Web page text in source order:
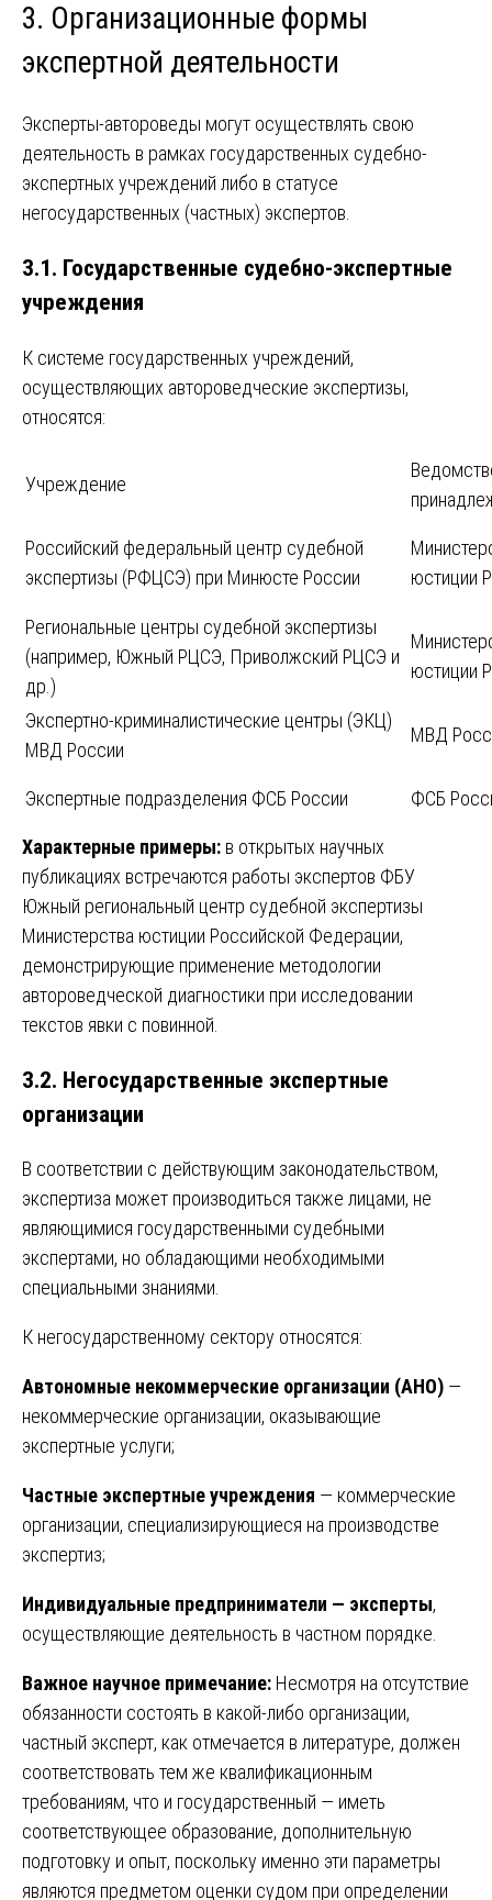
3. Организационные формы
экспертной деятельности
Эксперты-автороведы могут осуществлять свою
деятельность в рамках государственных судебно-
экспертных учреждений либо в статусе
негосударственных (частных) экспертов.
3.1. Государственные судебно-экспертные
учреждения
К системе государственных учреждений,
осуществляющих автороведческие экспертизы,
относятся:
Учреждение
Российский федеральный центр судебной
экспертизы (РФЦСЭ) при Минюсте России
юстиции
Региональные центры судебной экспертизы
(например, Южный РЦСЭ, Приволжский РЦСЭ и
др.)
юстиции
Экспертно-криминалистические центры (ЭКЦ)
МВД России
МВД
Экспертные подразделения ФСБ России ФСБ
Характерные примеры: в открытых научных
публикациях встречаются работы экспертов ФБУ
Южный региональный центр судебной экспертизы
Министерства юстиции Российской Федерации,
демонстрирующие применение методологии
автороведческой диагностики при исследовании
текстов явки с повинной.
3.2. Негосударственные экспертные
организации
В соответствии с действующим законодательством,
экспертиза может производиться также лицами, не
являющимися государственными судебными
экспертами, но обладающими необходимыми
специальными знаниями.
К негосударственному сектору относятся:
Автономные некоммерческие организации (АНО) —
некоммерческие организации, оказывающие
экспертные услуги;
Частные экспертные учреждения — коммерческие
организации, специализирующиеся на производстве
экспертиз;
Индивидуальные предприниматели — эксперты,
осуществляющие деятельность в частном порядке.
Важное научное примечание: Несмотря на отсутствие
обязанности состоять в какой-либо организации,
частный эксперт, как отмечается в литературе, должен
соответствовать тем же квалификационным
требованиям, что и государственный — иметь
соответствующее образование, дополнительную
подготовку и опыт, поскольку именно эти параметры
являются предметом оценки судом при определении